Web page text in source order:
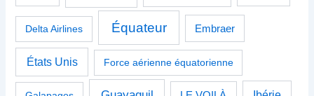
Delta Airlines Équateur Embraer
États Unis Force aérienne équatorienne